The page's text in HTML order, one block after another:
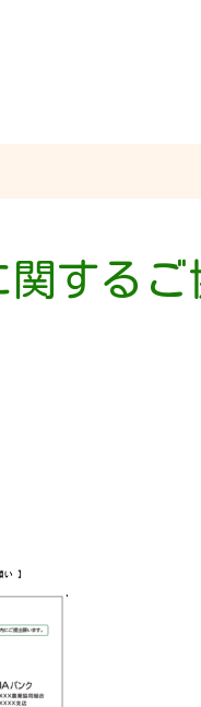
するご